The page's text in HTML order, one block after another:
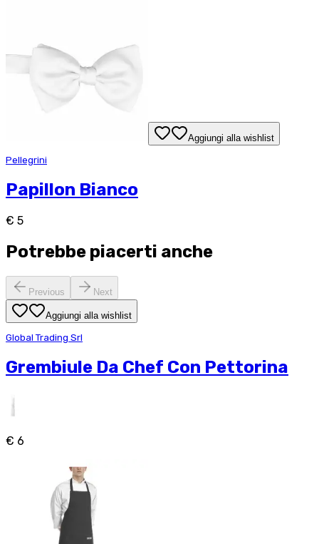
Aggiungi alla wishlist
Pellegrini
Papillon Bianco
€ 5
Potrebbe piacerti anche
Previous Next
Aggiungi alla wishlist
Global Trading Srl
Grembiule Da Chef Con Pettorina
€ 6